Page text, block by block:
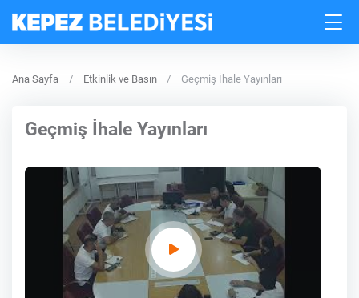
Ana Sayfa Etkinlik ve Basın Geçmiş İhale Yayınları
Geçmiş İhale Yayınları